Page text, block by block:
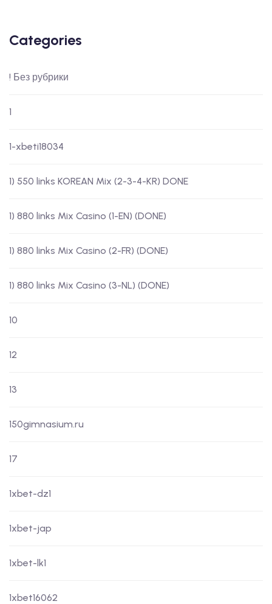
Categories
! Без рубрики
1
1-xbeti18034
1) 550 links KOREAN Mix (2-3-4-KR) DONE
1) 880 links Mix Casino (1-EN) (DONE)
1) 880 links Mix Casino (2-FR) (DONE)
1) 880 links Mix Casino (3-NL) (DONE)
10
12
13
150gimnasium.ru
17
1xbet-dz1
1xbet-jap
1xbet-lk1
1xbet16062